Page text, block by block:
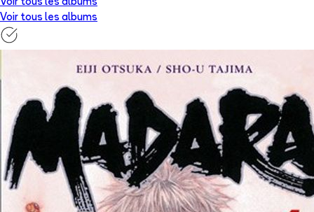
Voir tous les albums
Voir tous les albums